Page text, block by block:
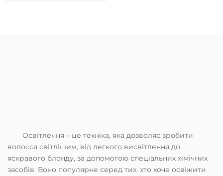
Освітлення – це техніка, яка дозволяє зробити
волосся світлішим, від легкого висвітлення до
яскравого блонду, за допомогою спеціальних хімічних
засобів. Воно популярне серед тих, хто хоче освіжити